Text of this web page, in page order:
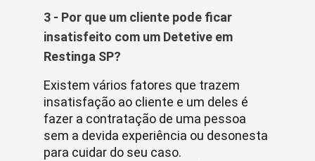
3 - Por que um cliente pode ficar
insatisfeito com um Detetive em
Restinga SP?
Existem vários fatores que trazem
insatisfação ao cliente e um deles é
fazer a contratação de uma pessoa
sem a devida experiência ou desonesta
para cuidar do seu caso.